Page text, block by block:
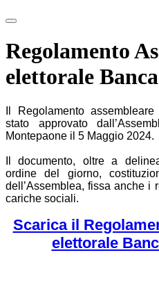
Regolamento
elettorale
Il Regolamento
stato approvato
Montepaone il 5 Maggio 2024.
Il documento, oltre a
ordine del giorno,
dell’Assemblea, fissa anche i
cariche sociali.
Scarica il
elettorale